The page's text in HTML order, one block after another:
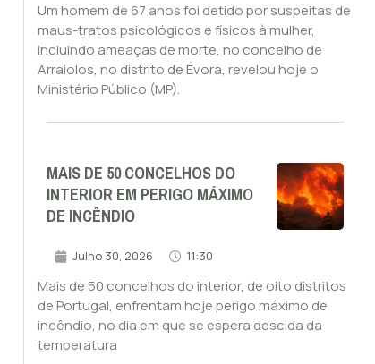
Um homem de 67 anos foi detido por suspeitas de
maus-tratos psicológicos e físicos à mulher,
incluindo ameaças de morte, no concelho de
Arraiolos, no distrito de Évora, revelou hoje o
Ministério Público (MP).
MAIS DE 50 CONCELHOS DO
INTERIOR EM PERIGO MÁXIMO
DE INCÊNDIO
Julho 30, 2026 11:30
Mais de 50 concelhos do interior, de oito distritos
de Portugal, enfrentam hoje perigo máximo de
incêndio, no dia em que se espera descida da
temperatura